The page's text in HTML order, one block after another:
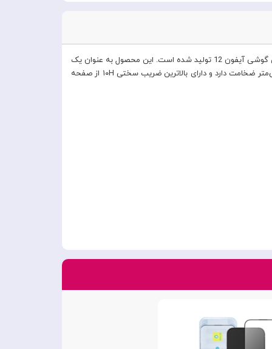
از سری محصولات نیلکین از جنس شیشه مرغوب AGC ژاپنی و فناوری نانو HARVES برای گوشی آیفون 12 تولید شده است. این محصول به عنوان یک
محافظ بسیار قوی عمل می‌کند و در برابر ضربه و خط و خراش بسیار مقاوم می باشد. گلس نیلکین مدل CP+ Pro گوشی iPhone 12 تنها ۰.۳۳ میلی‌متر ضخامت دارد و دارای بالاترین ضریب سختی ۱۰H از صفحه